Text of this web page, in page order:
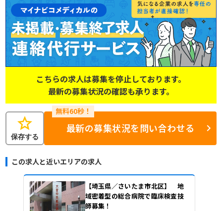
こちらの求人は募集を停止しております。
最新の募集状況の確認も承ります。
star
保存する
最新の募集状況を問い合わせる
この求人と近いエリアの求人
【埼玉県／さいたま市北区】 地
域密着型の総合病院で臨床検査技
師募集！